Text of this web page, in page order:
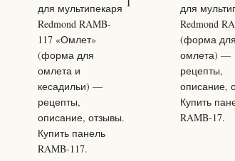
для мультипекаря
Redmond RAMB-
117 «Омлет»
(форма для
омлета и
кесадильи) —
рецепты,
описание, отзывы.
Купить панель
RAMB-117.
для
Redmond
(форма для
омлета) —
рецепты,
описание,
Купить
RAMB-17.